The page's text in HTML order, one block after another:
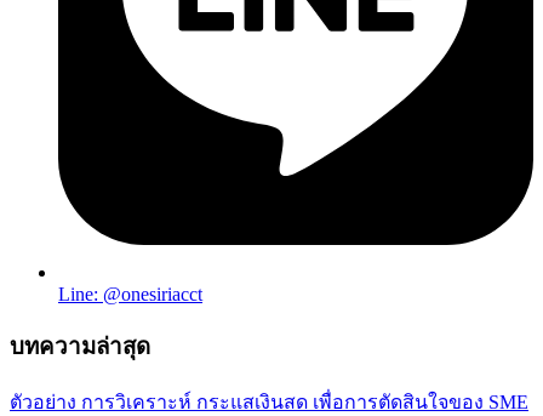
Line: @onesiriacct
บทความล่าสุด
ตัวอย่าง การวิเคราะห์ กระแสเงินสด เพื่อการตัดสินใจของ SME